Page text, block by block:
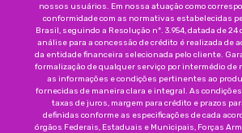
nossos usuários. Em nossa atuação como
conformidade com as normativas estabelecidas
Brasil, seguindo a Resolução nº. 3.954, datada de 24
análise para a concessão de crédito é realizada de
da entidade financeira selecionada pelo cliente.
formalização de qualquer serviço por intermédio de
as informações e condições pertinentes ao
fornecidas de maneira clara e integral. As
taxas de juros, margem para crédito e prazos
definidas conforme as especificações de cada
órgãos Federais, Estaduais e Municipais, Forças